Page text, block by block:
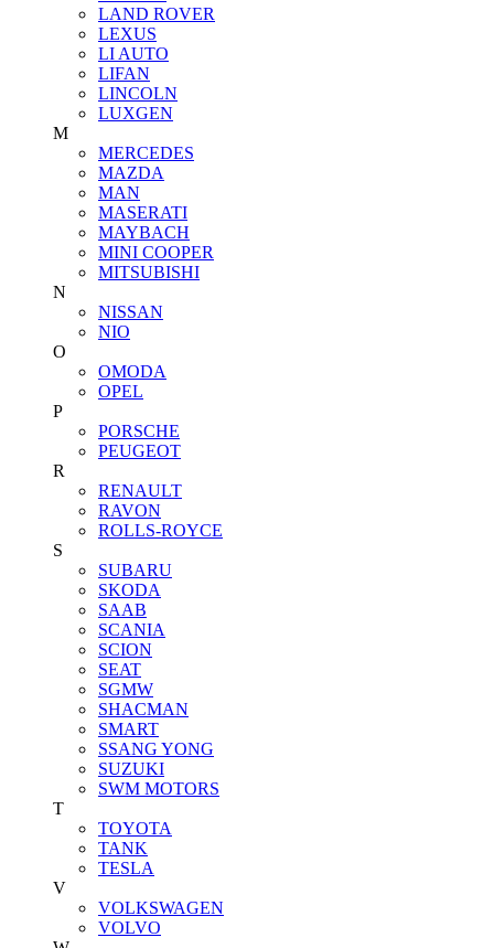
LAND ROVER
LEXUS
LI AUTO
LIFAN
LINCOLN
LUXGEN
M
MERCEDES
MAZDA
MAN
MASERATI
MAYBACH
MINI COOPER
MITSUBISHI
N
NISSAN
NIO
O
OMODA
OPEL
P
PORSCHE
PEUGEOT
R
RENAULT
RAVON
ROLLS-ROYCE
S
SUBARU
SKODA
SAAB
SCANIA
SCION
SEAT
SGMW
SHACMAN
SMART
SSANG YONG
SUZUKI
SWM MOTORS
T
TOYOTA
TANK
TESLA
V
VOLKSWAGEN
VOLVO